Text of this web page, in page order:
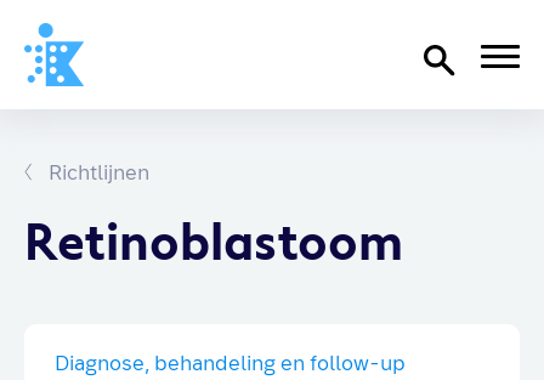
Richtlijnen
Retinoblastoom
Diagnose, behandeling en follow-up
Richtlijnen
Over SKION
Documenten